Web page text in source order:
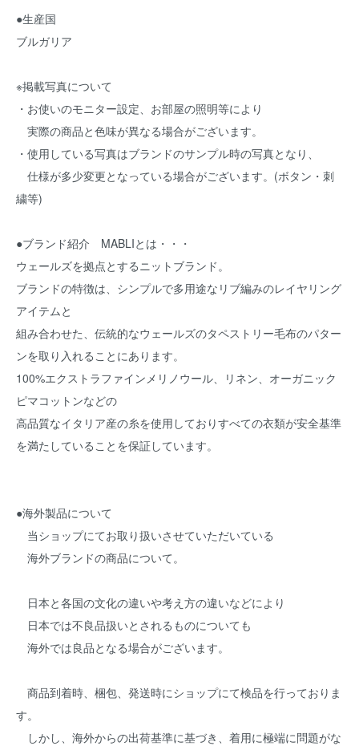
●生産国
ブルガリア
※掲載写真について
・お使いのモニター設定、お部屋の照明等により
実際の商品と色味が異なる場合がございます。
・使用している写真はブランドのサンプル時の写真となり、
仕様が多少変更となっている場合がございます。(ボタン・刺
繍等)
●ブランド紹介 MABLIとは・・・
ウェールズを拠点とするニットブランド。
ブランドの特徴は、シンプルで多用途なリブ編みのレイヤリング
アイテムと
組み合わせた、伝統的なウェールズのタペストリー毛布のパター
ンを取り入れることにあります。
100%エクストラファインメリノウール、リネン、オーガニック
ピマコットンなどの
高品質なイタリア産の糸を使用しておりすべての衣類が安全基準
を満たしていることを保証しています。
●海外製品について
当ショップにてお取り扱いさせていただいている
海外ブランドの商品について。
日本と各国の文化の違いや考え方の違いなどにより
日本では不良品扱いとされるものについても
海外では良品となる場合がございます。
商品到着時、梱包、発送時にショップにて検品を行っておりま
す。
しかし、海外からの出荷基準に基づき、着用に極端に問題がな